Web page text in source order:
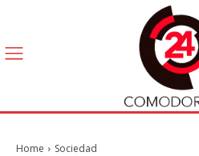
Home Sociedad